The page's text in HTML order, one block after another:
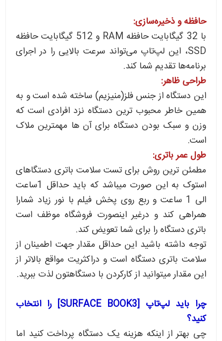
حافظه و ذخیره‌سازی:
با 32 گیگابایت حافظه RAM و 512 گیگابایت حافظه
SSD، این لپ‌تاپ می‌تواند سرعت بالایی را در اجرای
برنامه‌ها تقدیم شما کند.
طراحی ظاهر:
این دستگاه از جنس فلز(منیزیم) ساخته شده است و به
همین خاطر محبوب ترین دستگاه نزد افرادی است که
وزن و سبک بودن دستگاه برای آن ها مهمترین ملاک
است.
طول عمر باتری:
مطمئن ترین روش برای تست سلامت باتری دستگاهای
استوک به این صورت میباشد که باید حداقل 1ساعت
الی 1 ساعت و ربع روی پخش فیلم با نور زیاد شمارا
همراهی کند و درغیر اینصورت فروشگاه موظف است
باتری دستگاه را برای شما تعویض کند.
توجه داشته باشید این حداقل مقدار جهت اطمینان از
سلامت باتری دستگاه است و دراکثریت مواقع بالاتر از
این مقدار میتوانید از کارکردن با دستگاهتون لذت ببرید.
چرا باید لپ‌تاپ [SURFACE BOOK3] را انتخاب
کنید؟
چی بهتر از اینکه هزینه یک دستگاه پرداخت کنید اما